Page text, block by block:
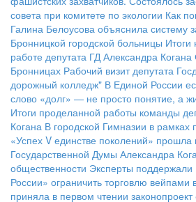
совета при комитете по экологии Как
Галина Белоусова объяснила систему
Бронницкой городской больницы Итоги
работе депутата ГД Александра Когана
Бронницах Рабочий визит депутата
дорожный колледж" В Единой России
слово «долг» — не просто понятие, а
Итоги проделанной работы команды
Когана В городской Гимназии в
«Успех V единстве поколений» прошла
Государственной Думы Александра
общественности Эксперты
России» ограничить торговлю вейпами
приняла в первом чтении